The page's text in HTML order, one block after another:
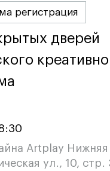
регистрация
дверей
дверей
Artplay Нижняя
ул., 10, стр.